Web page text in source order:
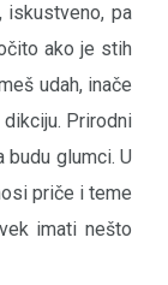
iskustveno, pa
ako je stih
udah, inače
Prirodni
budu glumci. U
priče i teme
imati nešto